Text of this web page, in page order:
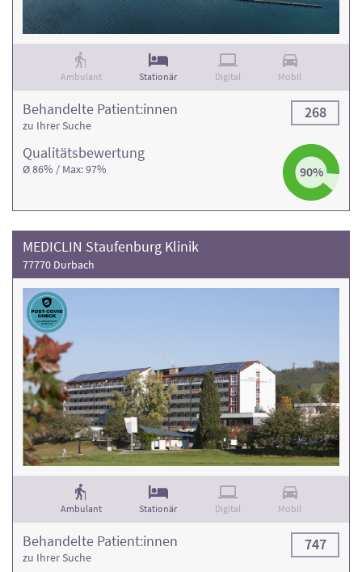
Ambulant Stationär Digital Mobil
Qualitäts­bewertung
Ø 86% / Max: 97% 90%
Behandelte Patient:innen
zu Ihrer Suche
268
MEDICLIN Staufenburg Klinik
77770 Durbach
Ambulant Stationär Digital Mobil
Behandelte Patient:innen
zu Ihrer Suche
747